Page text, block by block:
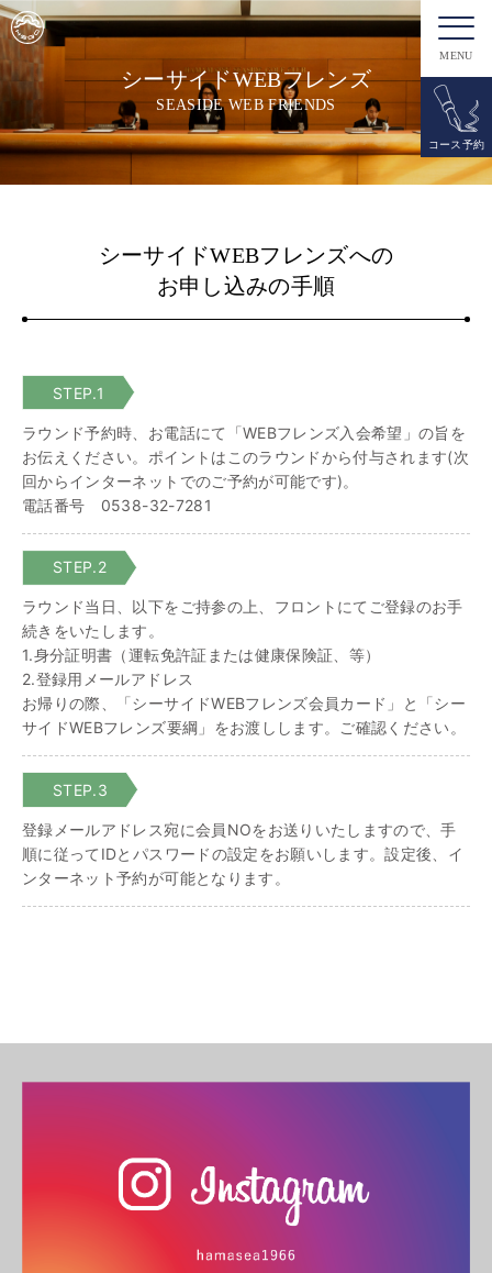
MENU
コース予約
シーサイドWEBフレンズ
SEASIDE WEB FRIENDS
シーサイドWEBフレンズへの
お申し込みの手順
STEP.1
ラウンド予約時、お電話にて「WEBフレンズ入会希望」の旨を
お伝えください。ポイントはこのラウンドから付与されます(次
回からインターネットでのご予約が可能です)。
電話番号 0538-32-7281
STEP.2
ラウンド当日、以下をご持参の上、フロントにてご登録のお手
続きをいたします。
1.身分証明書（運転免許証または健康保険証、等）
2.登録用メールアドレス
お帰りの際、「シーサイドWEBフレンズ会員カード」と「シー
サイドWEBフレンズ要綱」をお渡しします。ご確認ください。
STEP.3
登録メールアドレス宛に会員NOをお送りいたしますので、手
順に従ってIDとパスワードの設定をお願いします。設定後、イ
ンターネット予約が可能となります。